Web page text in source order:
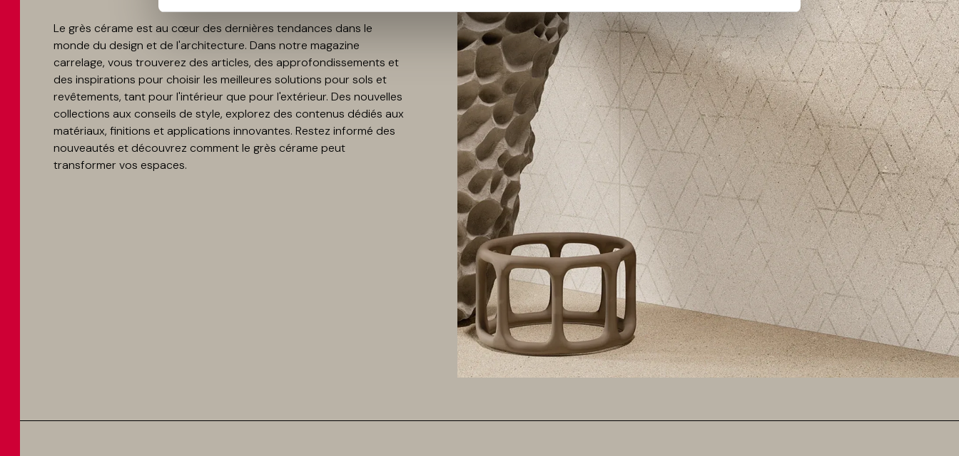
Le grès cérame est au cœur des dernières tendances dans le
monde du design et de l'architecture. Dans notre magazine
carrelage, vous trouverez des articles, des approfondissements et
des inspirations pour choisir les meilleures solutions pour sols et
revêtements, tant pour l'intérieur que pour l'extérieur. Des nouvelles
collections aux conseils de style, explorez des contenus dédiés aux
matériaux, finitions et applications innovantes. Restez informé des
nouveautés et découvrez comment le grès cérame peut
transformer vos espaces.